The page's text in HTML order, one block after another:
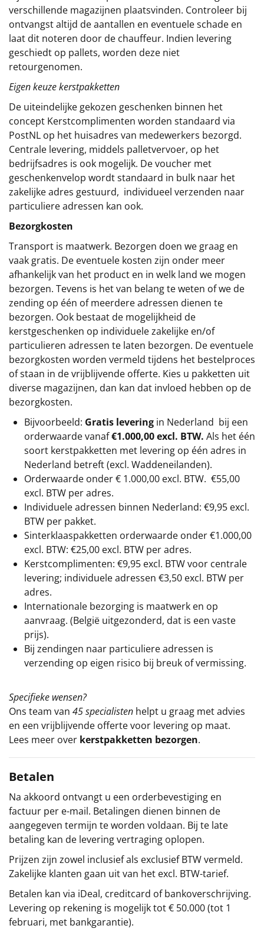
verschillende magazijnen plaatsvinden. Controleer bij
ontvangst altijd de aantallen en eventuele schade en
laat dit noteren door de chauffeur. Indien levering
geschiedt op pallets, worden deze niet
retourgenomen.
Eigen keuze kerstpakketten
De uiteindelijke gekozen geschenken binnen het
concept Kerstcomplimenten worden standaard via
PostNL op het huisadres van medewerkers bezorgd.
Centrale levering, middels palletvervoer, op het
bedrijfsadres is ook mogelijk. De voucher met
geschenkenvelop wordt standaard in bulk naar het
zakelijke adres gestuurd, individueel verzenden naar
particuliere adressen kan ook.
Bezorgkosten
Transport is maatwerk. Bezorgen doen we graag en
vaak gratis. De eventuele kosten zijn onder meer
afhankelijk van het product en in welk land we mogen
bezorgen. Tevens is het van belang te weten of we de
zending op één of meerdere adressen dienen te
bezorgen. Ook bestaat de mogelijkheid de
kerstgeschenken op individuele zakelijke en/of
particulieren adressen te laten bezorgen. De eventuele
bezorgkosten worden vermeld tijdens het bestelproces
of staan in de vrijblijvende offerte. Kies u pakketten uit
diverse magazijnen, dan kan dat invloed hebben op de
bezorgkosten.
Bijvoorbeeld: Gratis levering in Nederland bij een
orderwaarde vanaf€1.000,00 excl. BTW. Als het één
soort kerstpakketten met levering op één adres in
Nederland betreft (excl. Waddeneilanden).
Orderwaarde onder € 1.000,00 excl. BTW. €55,00
excl. BTW per adres.
Individuele adressen binnen Nederland: €9,95 excl.
BTW per pakket.
Sinterklaaspakketten orderwaarde onder €1.000,00
excl. BTW: €25,00 excl. BTW per adres.
Kerstcomplimenten: €9,95 excl. BTW voor centrale
levering; individuele adressen €3,50 excl. BTW per
adres.
Internationale bezorging is maatwerk en op
aanvraag. (België uitgezonderd, dat is een vaste
prijs).
Bij zendingen naar particuliere adressen is
verzending op eigen risico bij breuk of vermissing.
Specifieke wensen?
Ons team van 45 specialisten helpt u graag met advies
en een vrijblijvende offerte voor levering op maat.
Lees meer over kerstpakketten bezorgen.
Betalen
Na akkoord ontvangt u een orderbevestiging en
factuur per e-mail. Betalingen dienen binnen de
aangegeven termijn te worden voldaan. Bij te late
betaling kan de levering vertraging oplopen.
Prijzen zijn zowel inclusief als exclusief BTW vermeld.
Zakelijke klanten gaan uit van het excl. BTW-tarief.
Betalen kan via iDeal, creditcard of bankoverschrijving.
Levering op rekening is mogelijk tot € 50.000 (tot 1
februari, met bankgarantie).